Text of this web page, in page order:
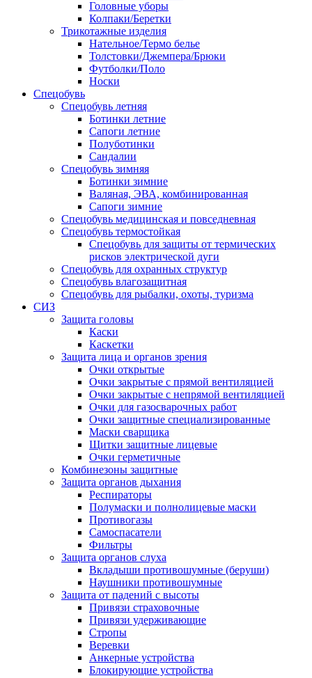
Головные уборы
Колпаки/Беретки
Трикотажные изделия
Нательное/Термо белье
Толстовки/Джемпера/Брюки
Футболки/Поло
Носки
Спецобувь
Спецобувь летняя
Ботинки летние
Сапоги летние
Полуботинки
Сандалии
Спецобувь зимняя
Ботинки зимние
Валяная, ЭВА, комбинированная
Сапоги зимние
Спецобувь медицинская и повседневная
Спецобувь термостойкая
Спецобувь для защиты от термических
рисков электрической дуги
Спецобувь для охранных структур
Спецобувь влагозащитная
Спецобувь для рыбалки, охоты, туризма
СИЗ
Защита головы
Каски
Каскетки
Защита лица и органов зрения
Очки открытые
Очки закрытые с прямой вентиляцией
Очки закрытые с непрямой вентиляцией
Очки для газосварочных работ
Очки защитные специализированные
Маски сварщика
Щитки защитные лицевые
Очки герметичные
Комбинезоны защитные
Защита органов дыхания
Респираторы
Полумаски и полнолицевые маски
Противогазы
Самоспасатели
Фильтры
Защита органов слуха
Вкладыши противошумные (беруши)
Наушники противошумные
Защита от падений с высоты
Привязи страховочные
Привязи удерживающие
Стропы
Веревки
Анкерные устройства
Блокирующие устройства